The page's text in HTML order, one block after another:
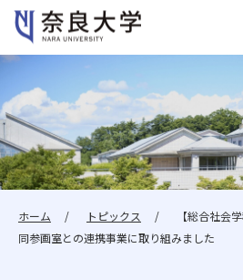
大学紹介
学部・大学院
ホーム トピックス
【総合社会
同参画室との連携事業に取り組みました